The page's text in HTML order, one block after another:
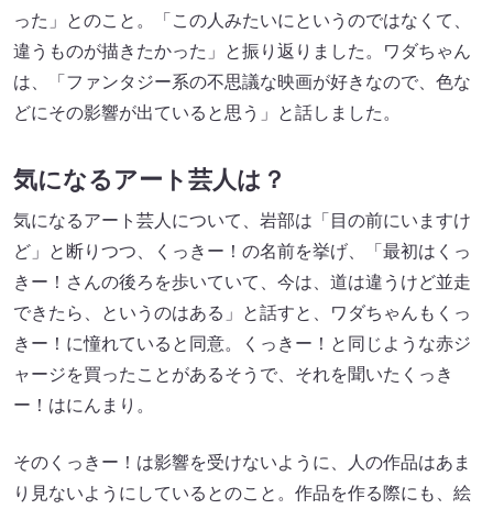
った」とのこと。「この人みたいにというのではなくて、
違うものが描きたかった」と振り返りました。ワダちゃん
は、「ファンタジー系の不思議な映画が好きなので、色な
どにその影響が出ていると思う」と話しました。
気になるアート芸人は？
気になるアート芸人について、岩部は「目の前にいますけ
ど」と断りつつ、くっきー！の名前を挙げ、「最初はくっ
きー！さんの後ろを歩いていて、今は、道は違うけど並走
できたら、というのはある」と話すと、ワダちゃんもくっ
きー！に憧れていると同意。くっきー！と同じような赤ジ
ャージを買ったことがあるそうで、それを聞いたくっき
ー！はにんまり。
そのくっきー！は影響を受けないように、人の作品はあま
り見ないようにしているとのこと。作品を作る際にも、絵